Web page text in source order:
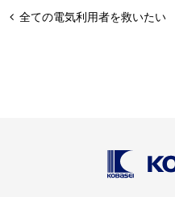
投全ての電気利用者を救いたい